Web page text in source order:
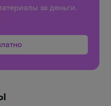
за деньги.